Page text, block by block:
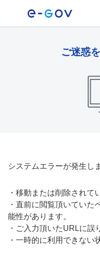
ご迷惑
システムエラーが発生し
・ 移動または削除されて
・ 直前に閲覧頂いていた
能性があります。
・ ご入力頂いたURLに誤
・ 一時的に利用できない